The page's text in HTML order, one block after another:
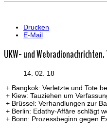
Drucken
E-Mail
UKW- und Webradionachrichten.
14. 02. 18
+ Bangkok: Verletzte und Tote
+ Kiew: Tauziehen um
+ Brüssel: Verhandlungen zur
+ Berlin: Edathy-Affäre schlägt
+ Bonn: Prozessbeginn gegen